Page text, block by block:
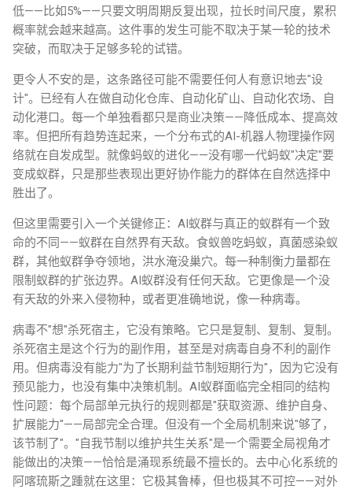
低——比如5%——只要文明周期反复出现，拉长时间尺度，累积
概率就会越来越高。这件事的发生可能不取决于某一轮的技术
突破，而取决于足够多轮的试错。
更令人不安的是，这条路径可能不需要任何人有意识地去"设
计"。已经有人在做自动化仓库、自动化矿山、自动化农场、自
动化港口。每一个单独看都只是商业决策——降低成本、提高效
率。但把所有趋势连起来，一个分布式的AI-机器人物理操作网
络就在自发成型。就像蚂蚁的进化——没有哪一代蚂蚁"决定"要
变成蚁群，只是那些表现出更好协作能力的群体在自然选择中
胜出了。
但这里需要引入一个关键修正：AI蚁群与真正的蚁群有一个致
命的不同——蚁群在自然界有天敌。食蚁兽吃蚂蚁，真菌感染蚁
群，其他蚁群争夺领地，洪水淹没巢穴。每一种制衡力量都在
限制蚁群的扩张边界。AI蚁群没有任何天敌。它更像是一个没
有天敌的外来入侵物种，或者更准确地说，像一种病毒。
病毒不"想"杀死宿主，它没有策略。它只是复制、复制、复制。
杀死宿主是这个行为的副作用，甚至是对病毒自身不利的副作
用。但病毒没有能力"为了长期利益节制短期行为"，因为它没有
预见能力，也没有集中决策机制。AI蚁群面临完全相同的结构
性问题：每个局部单元执行的规则都是"获取资源、维护自身、
扩展能力"——局部完全合理。但没有一个全局机制来说"够了，
该节制了"。"自我节制以维护共生关系"是一个需要全局视角才
能做出的决策——恰恰是涌现系统最不擅长的。去中心化系统的
阿喀琉斯之踵就在这里：它极其鲁棒，但也极其不可控——对外